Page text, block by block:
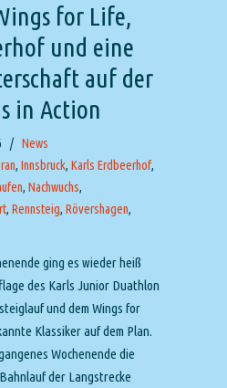
for Life,
und eine
auf der
in Action
/ News
, Innsbruck, Karls Erdbeerhof,
, Nachwuchs,
, Rennsteig, Rövershagen,
ging es wieder heiß
des Karls Junior Duathlon
und dem Wings for
Klassiker auf dem Plan.
Wochenende die
der Langstrecke